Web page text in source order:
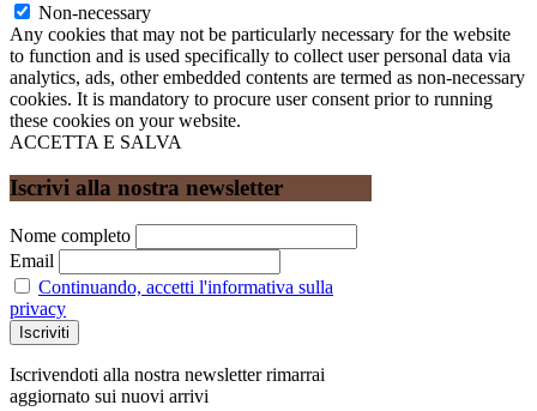
Non-necessary
Any cookies that may not be particularly necessary for the website
to function and is used specifically to collect user personal data via
analytics, ads, other embedded contents are termed as non-necessary
cookies. It is mandatory to procure user consent prior to running
these cookies on your website.
ACCETTA E SALVA
Iscrivi alla nostra newsletter
Nome completo
Email
Continuando, accetti l'informativa sulla
privacy
Iscrivendoti alla nostra newsletter rimarrai
aggiornato sui nuovi arrivi